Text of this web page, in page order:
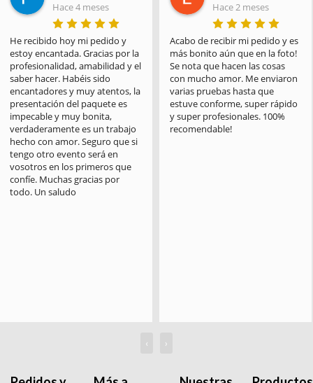
Hace 4 meses
He recibido hoy mi pedido y
estoy encantada. Gracias por la
profesionalidad, amabilidad y el
saber hacer. Habéis sido
encantadores y muy atentos, la
presentación del paquete es
impecable y muy bonita,
verdaderamente es un trabajo
hecho con amor. Seguro que si
tengo otro evento será en
vosotros en los primeros que
confíe. Muchas gracias por
todo. Un saludo
Hace 2 meses
Acabo de recibir mi pedido y es
más bonito aún que en la foto!
Se nota que hacen las cosas
con mucho amor. Me enviaron
varias pruebas hasta que
estuve conforme, super rápido
y super profesionales. 100%
recomendable!
‹ ›